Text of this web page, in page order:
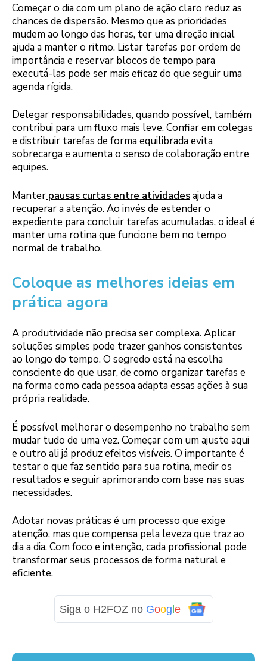
Começar o dia com um plano de ação claro reduz as
chances de dispersão. Mesmo que as prioridades
mudem ao longo das horas, ter uma direção inicial
ajuda a manter o ritmo. Listar tarefas por ordem de
importância e reservar blocos de tempo para
executá-las pode ser mais eficaz do que seguir uma
agenda rígida.
Delegar responsabilidades, quando possível, também
contribui para um fluxo mais leve. Confiar em colegas
e distribuir tarefas de forma equilibrada evita
sobrecarga e aumenta o senso de colaboração entre
equipes.
Manter pausas curtas entre atividadesajuda a
recuperar a atenção. Ao invés de estender o
expediente para concluir tarefas acumuladas, o ideal é
manter uma rotina que funcione bem no tempo
normal de trabalho.
Coloque as melhores ideias em
prática agora
A produtividade não precisa ser complexa. Aplicar
soluções simples pode trazer ganhos consistentes
ao longo do tempo. O segredo está na escolha
consciente do que usar, de como organizar tarefas e
na forma como cada pessoa adapta essas ações à sua
própria realidade.
É possível melhorar o desempenho no trabalho sem
mudar tudo de uma vez. Começar com um ajuste aqui
e outro ali já produz efeitos visíveis. O importante é
testar o que faz sentido para sua rotina, medir os
resultados e seguir aprimorando com base nas suas
necessidades.
Adotar novas práticas é um processo que exige
atenção, mas que compensa pela leveza que traz ao
dia a dia. Com foco e intenção, cada profissional pode
transformar seus processos de forma natural e
eficiente.
Siga o H2FOZ no Google